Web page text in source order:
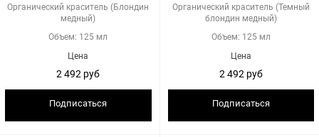
Органический краситель (Блондин
медный)
Объем: 125 мл
Цена
2 492 руб
Подписаться
Органический краситель (Темный
блондин медный)
Объем: 125 мл
Цена
2 492 руб
Подписаться